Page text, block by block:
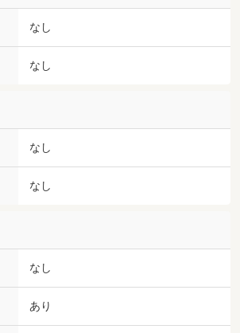
なし
なし
なし
なし
なし
あり